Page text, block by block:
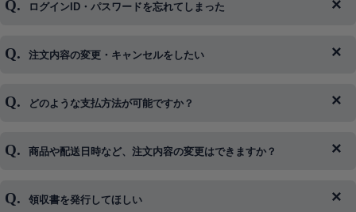
ログインID・パスワードを忘れてしまった
◆下記ページより、ログインIDの変更が可能です。
注文内容の変更・キャンセルをしたい
◆即日発送を行なっている関係上、午後以降のご連絡やキャンセル
※発送後、発送準備が完了しお手続きが間に合わない場合は変更、
どのような支払方法が可能ですか？
◆代金引換・クレジットカード・携帯キャリア決済・おねだり決
商品や配送日時など、注文内容の変更はできますか？
◆商品発送前の変更は承っております。
領収書を発行してほしい